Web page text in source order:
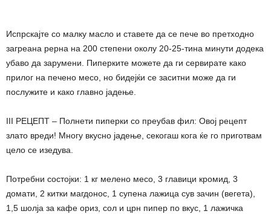
Испрскајте со малку масло и ставете да се пече во претходно
загреана рерна на 200 степени околу 20-25-тина минути додека
убаво да зарумени. Пиперките можете да ги сервирате како
прилог на печено месо, но бидејќи се заситни може да ги
послужите и како главно јадење.
III РЕЦЕПТ – Полнети пиперки со преубав фил: Овој рецепт
злато вреди! Многу вкусно јадење, секогаш кога ќе го приготвам
цело се изедува.
Потребни состојки: 1 кг мелено месо, 3 главици кромид, 3
домати, 2 китки магдонос, 1 супена лажица сув зачин (вегета),
1,5 шолја за кафе ориз, сол и црн пипер по вкус, 1 лажичка